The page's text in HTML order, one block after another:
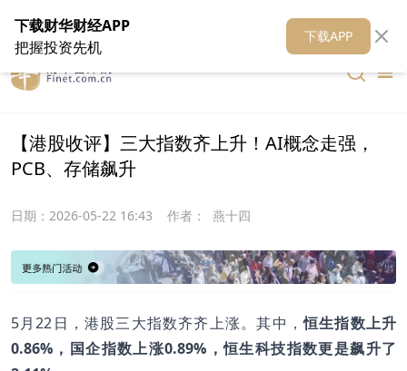
在线客服 关于我们 财华媒体矩阵 财华智库
【港股收评】三大指数齐上升！AI概念走强，
PCB、存储飙升
日期： 2026-05-22 16:43 作者： 燕十四
5月22日，港股三大指数齐齐上涨。其中，恒生指数上升
0.86%，国企指数上涨0.89%，恒生科技指数更是飙升了
下载财华财经APP
把握投资先机
下载APP